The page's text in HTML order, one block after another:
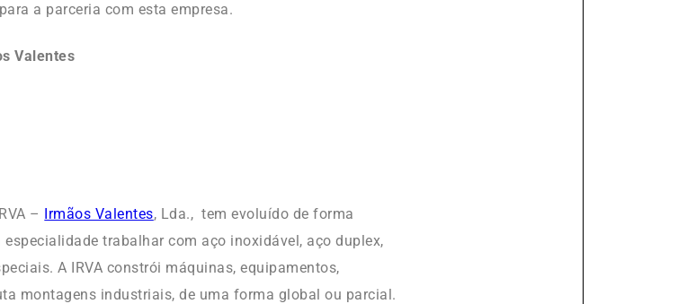
a parceria com esta empresa.
Valentes
– Irmãos Valentes, Lda., tem evoluído de forma
trabalhar com aço inoxidável, aço duplex,
A IRVA constrói máquinas, equipamentos,
montagens industriais, de uma forma global ou parcial.